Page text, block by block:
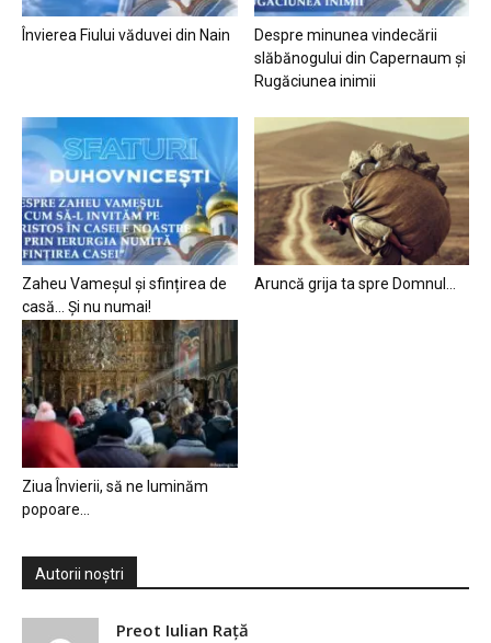
Învierea Fiului văduvei din Nain
Despre minunea vindecării
slăbănogului din Capernaum și
Rugăciunea inimii
Zaheu Vameșul și sfințirea de
casă… Și nu numai!
Aruncă grija ta spre Domnul…
Ziua Învierii, să ne luminăm
popoare…
Autorii noștri
Preot Iulian Raţă